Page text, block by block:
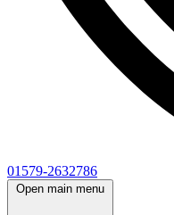
01579-2632786
Open main menu